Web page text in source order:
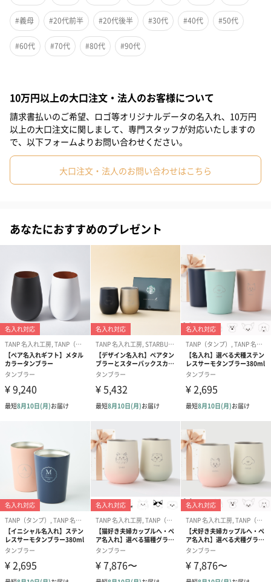
力的な、「GODIVA（ゴディバ）」 のあまおう苺ラングドシャク
ッキーのセットです。
お母さんへ、毎日の“ありがとう”をカタチにして贈ろう
大切なお母さんに、日頃の感謝を素直に伝えられる母の日限定の
タンブラーが登場。
やわらかなピンクカラーのタンブラーに、可憐なカーネーション
の線画と「お母さんありがとう」の文字を刻印。
目に入るたび、あたたかな気持ちがよみがえる特別なデザインで
ステンレス製で保温性もあり、温かい飲み物をゆっくり楽しめる
のも嬉しいポイント。
使いやすいサイズで、日常使いにもぴったり。
見た目だけでなく、機能性もしっかり兼ね備えた、心も身体もほ
っとするギフトです。
真空2層構造
保温保冷に最適なステンレス素材を使用。錆びにくく清潔に保ち
やすいため、日常使いにおすすめです。
使うたび、贈り手の想いが伝わる
このタンブラーは、ただの雑貨ではなく“想いを届けるメッセー
ジ”。
普段なかなか口にできない「ありがとう」の気持ちも、このギフ
トなら自然に届けられます。
ラッピングと合わせて渡せば、開けた瞬間の笑顔がきっと見られ
るはず。
#義母 #20代前半 #20代後半 #30代 #40代 #50代
#60代 #70代 #80代 #90代
10万円以上の大口注文・法人のお客様について
請求書払いのご希望、ロゴ等オリジナルデータの名入れ、10万円
以上の大口注文に関しまして、専門スタッフが対応いたしますの
で、以下フォームよりお問い合わせください。
大口注文・法人のお問い合わせはこちら
あなたにおすすめのプレゼント